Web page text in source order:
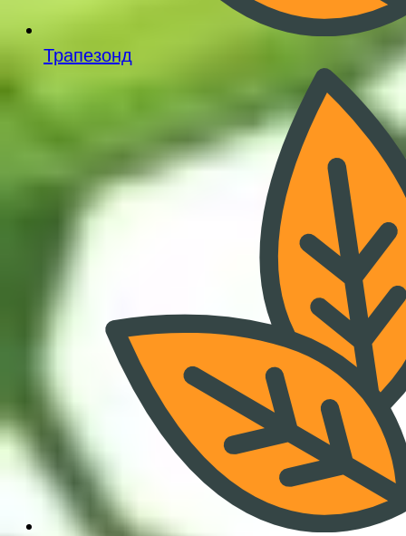
Трапезонд